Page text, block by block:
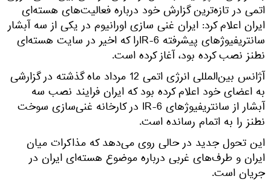
اتمی در تازه‌ترین گزارش خود درباره فعالیت‌های هسته‌ای
ایران اعلام کرد: ایران غنی سازی اورانیوم در یکی از سه آبشار
سانتریفیوژهای پیشرفته IR-6‌را که اخیر در سایت هسته‌ای
نطنز نصب کرده بود، آغاز کرده است.
آژانس بین‌المللی انرژی اتمی 12 مرداد ماه گذشته در گزارشی
به اعضای خود اعلام کرده بود که ایران فرایند نصب سه
آبشار از سانتریفیوژهای IR-6 در کارخانه غنی‌سازی سوخت
نطنز را به اتمام رسانده است.
این تحول جدید در حالی روی می‌دهد که مذاکرات میان
ایران و طرف‌های غربی درباره موضوع هسته‌ای ایران در
جریان است.